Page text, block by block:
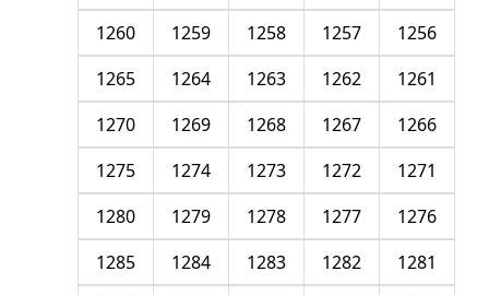
1256
1257
1258
1259
1260
1261
1262
1263
1264
1265
1266
1267
1268
1269
1270
1271
1272
1273
1274
1275
1276
1277
1278
1279
1280
1281
1282
1283
1284
1285